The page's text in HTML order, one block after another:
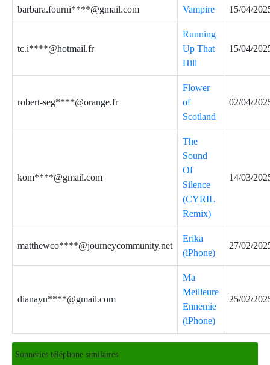
barbara.fourni****@gmail.com Vampire 15/04/
tc.i****@hotmail.fr
Running
Up That
Hill
15/04/
robert-seg****@orange.fr
Flower
of
Scotland
02/04/
kom****@gmail.com
The
Sound
Of
Silence
(CYRIL
Remix)
14/03/
matthewco****@journeycommunity.net
Erika
(iPhone)
27/02/
dianayu****@gmail.com
Ma
Meilleure
Ennemie
(iPhone)
25/02/
Sonneries téléphone similaires